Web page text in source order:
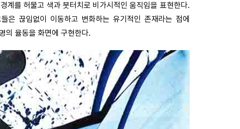
계를 허물고 색과 붓터치로 비가시적인 움직임을 표현한다.
은 끊임없이 이동하고 변화하는 유기적인 존재라는 점에
의 율동을 화면에 구현한다.